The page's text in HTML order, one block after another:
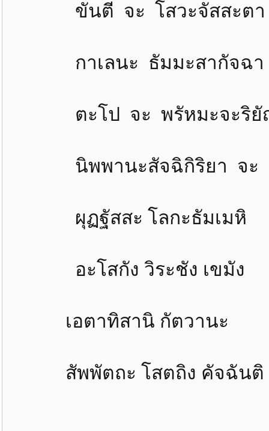
ขันตี จะ โสวะจัสสะต
กาเลนะ ธัมมะสากัจฉ
ตะโป จะ พรัหมะจะริยัญ
นิพพานะสัจฉิกิริยา จะ
ผุฏฐัสสะ โลกะธัมเมหิ
อะโสกัง วิระชัง เขมัง
เอตาทิสานิ กัตวานะ
สัพพัตถะ โสตถิง คัจฉันติ